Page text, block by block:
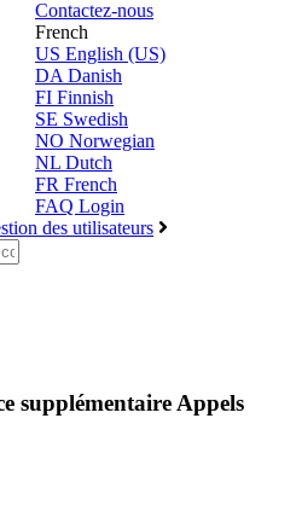
Contactez-nous
French
US English (US)
DA Danish
FI Finnish
SE Swedish
NO Norwegian
NL Dutch
FR French
FAQ Login
des utilisateurs
supplémentaire Appels